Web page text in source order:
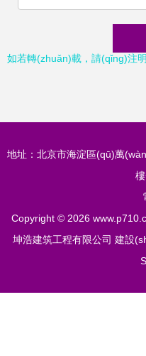
如若轉(zhuǎn)載，請(qǐng)注
地址：北京市海淀區(qū)萬
Copyright © 2026
坤浩建筑工程有限公司 建設